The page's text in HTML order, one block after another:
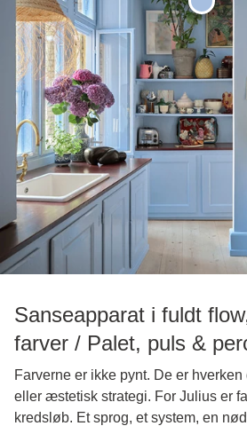
Sanseapparat i fuldt
farver / Palet, puls &
Farverne er ikke pynt. De er
eller æstetisk strategi. For Julius er
kredsløb. Et sprog, et system, en